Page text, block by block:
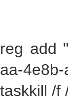
reg add
aa-
taskkill /f